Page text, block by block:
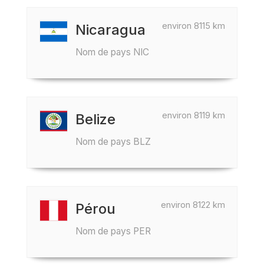
environ 8115 km
Nicaragua
Nom de pays NIC
environ 8119 km
Belize
Nom de pays BLZ
environ 8122 km
Pérou
Nom de pays PER